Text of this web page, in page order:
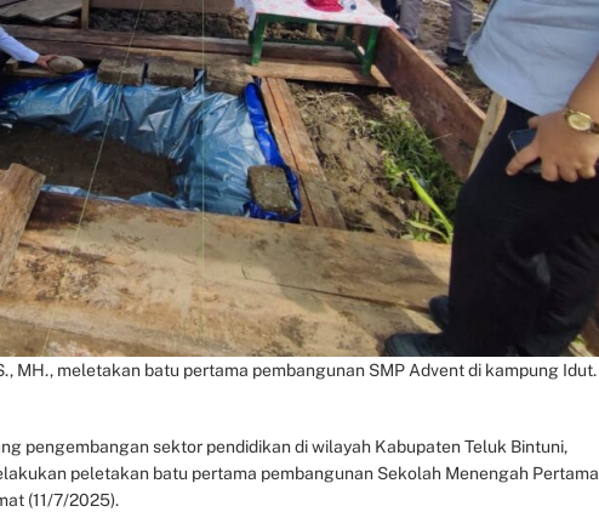
MH., meletakan batu pertama pembangunan SMP Advent di kampung Idut.
pengembangan sektor pendidikan di wilayah Kabupaten Teluk Bintuni,
peletakan batu pertama pembangunan Sekolah Menengah Pertama
(11/7/2025).